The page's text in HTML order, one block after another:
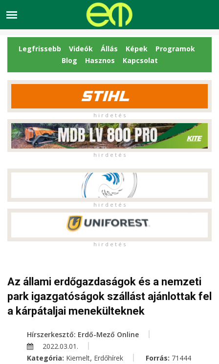
Legfrissebb Videók Állás Képek
Programok
Blog
Hasznos Kapcsolat
h i r d e t é s
h i r d e t é s
h i r d e t é s
h i r d e t é s
Az állami erdőgazdaságok és a nemzeti
park igazgatóságok szállást ajánlottak fel
a kárpátaljai menekülteknek
Hírszerkesztő: Erdő-Mező Online
2022.03.01.
Kategória: Kiemelt, Erdőhírek Forrás: 71444